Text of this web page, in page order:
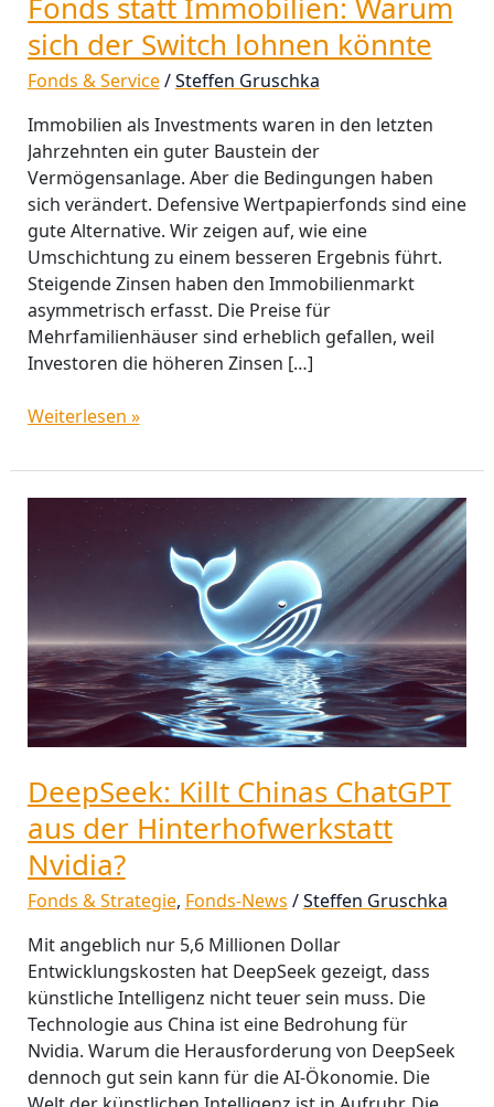
sich der Switch lohnen könnte
Fonds & Service/Steffen Gruschka
Immobilien als Investments waren in den letzten
Jahrzehnten ein guter Baustein der
Vermögensanlage. Aber die Bedingungen haben
sich verändert. Defensive Wertpapierfonds sind eine
gute Alternative. Wir zeigen auf, wie eine
Umschichtung zu einem besseren Ergebnis führt.
Steigende Zinsen haben den Immobilienmarkt
asymmetrisch erfasst. Die Preise für
Mehrfamilienhäuser sind erheblich gefallen, weil
Investoren die höheren Zinsen […]
Weiterlesen »
DeepSeek: Killt Chinas ChatGPT
aus der Hinterhofwerkstatt
Nvidia?
Fonds & Strategie, Fonds-News /Steffen Gruschka
Mit angeblich nur 5,6 Millionen Dollar
Entwicklungskosten hat DeepSeek gezeigt, dass
künstliche Intelligenz nicht teuer sein muss. Die
Technologie aus China ist eine Bedrohung für
Nvidia. Warum die Herausforderung von DeepSeek
dennoch gut sein kann für die AI-Ökonomie. Die
DeepSeek:
Chinas
der
Hinterhofwerkstatt
Nvidia?